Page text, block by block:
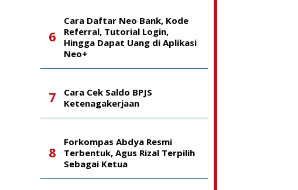
Cara Daftar Neo Bank, Kode
Referral, Tutorial Login,
Hingga Dapat Uang di Aplikasi
Neo+
Cara Cek Saldo BPJS
Ketenagakerjaan
Forkompas Abdya Resmi
Terbentuk, Agus Rizal Terpilih
Sebagai Ketua